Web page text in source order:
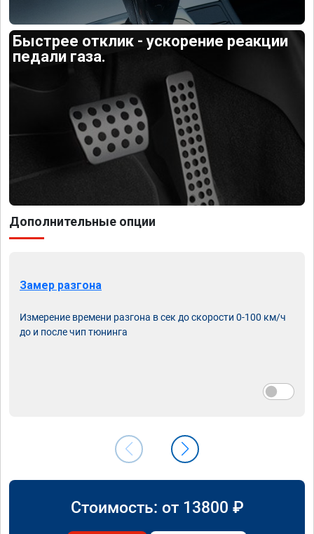
Быстрее отклик - ускорение реакции
педали газа.
Дополнительные опции
Замер разгона
Измерение времени разгона в сек до скорости 0-100 км/ч
до и после чип тюнинга
Стоимость: от 13800 ₽